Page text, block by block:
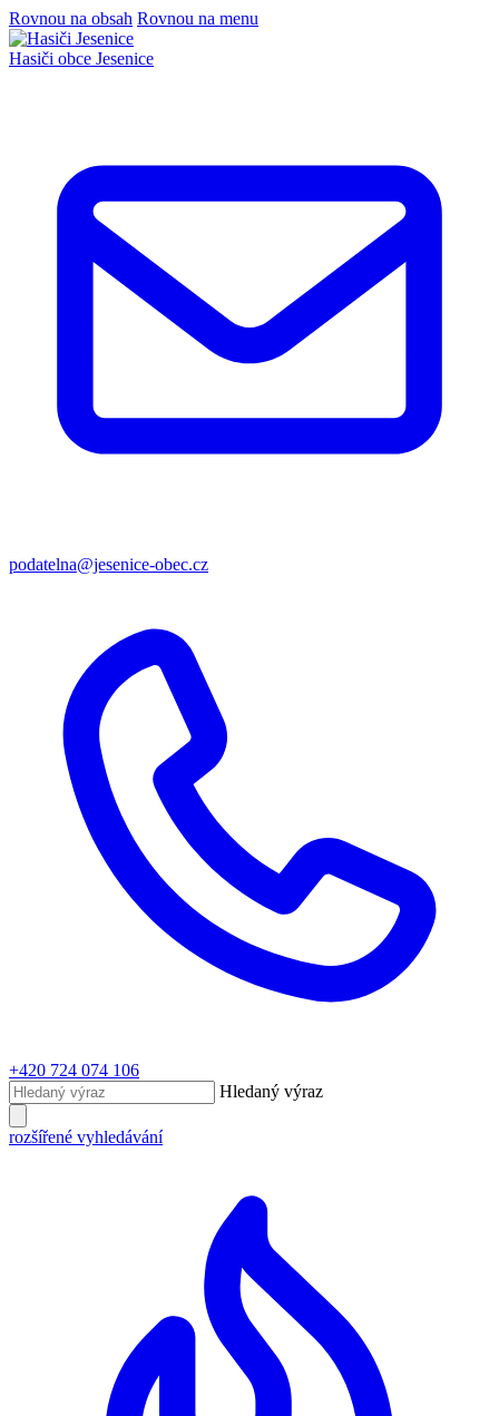
Rovnou na obsah Rovnou na menu
Hasiči obce Jesenice
podatelna@jesenice-obec.cz
+420 724 074 106
Hledaný výraz
rozšířené vyhledávání